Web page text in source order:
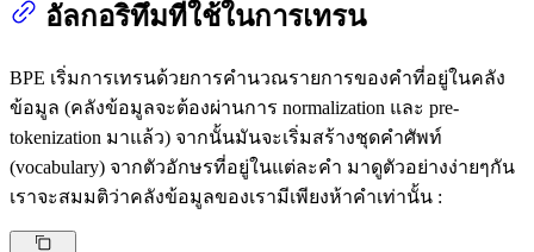
อัลกอริทึมที่ใช้ในการเทรน
BPE เริ่มการเทรนด้วยการคำนวณรายการของคำที่อยู่ในคลัง
ข้อมูล (คลังข้อมูลจะต้องผ่านการ normalization และ pre-
tokenization มาแล้ว) จากนั้นมันจะเริ่มสร้างชุดคำศัพท์
(vocabulary) จากตัวอักษรที่อยู่ในแต่ละคำ มาดูตัวอย่างง่ายๆกัน
เราจะสมมติว่าคลังข้อมูลของเรามีเพียงห้าคำเท่านั้น :